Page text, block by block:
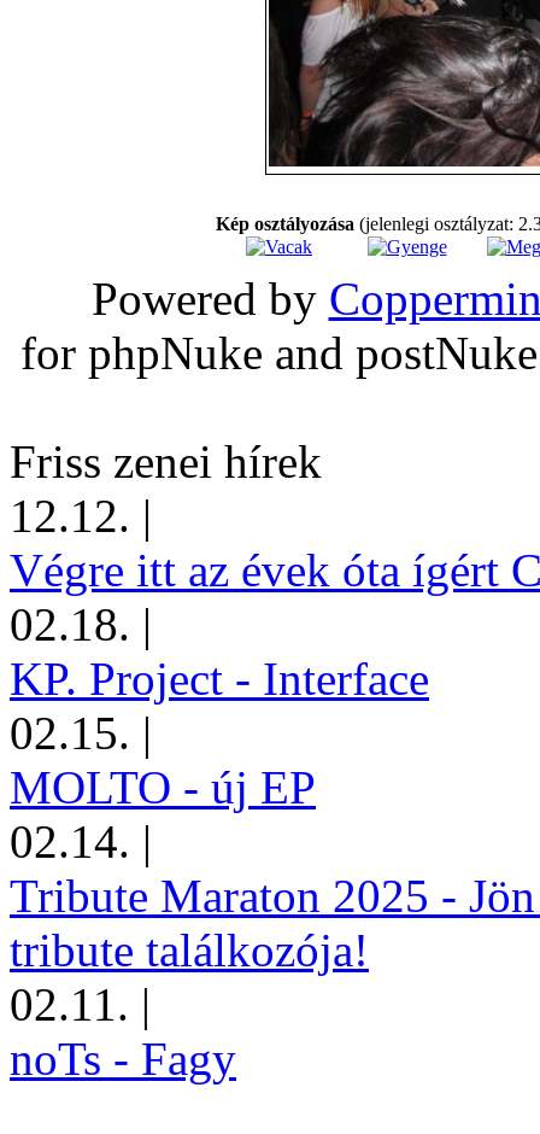
Kép osztályozása (jelenlegi osztályzat:
Powered by
for phpNuke and
Friss zenei hírek
12.12. |
Végre itt az évek óta ígért
02.18. |
KP. Project - Interface
02.15. |
MOLTO - új EP
02.14. |
Tribute Maraton 2025 -
tribute találkozója!
02.11. |
noTs - Fagy